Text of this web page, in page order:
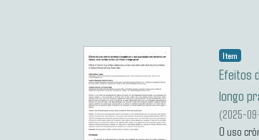
Item
Efeitos
longo
(2025-
O uso